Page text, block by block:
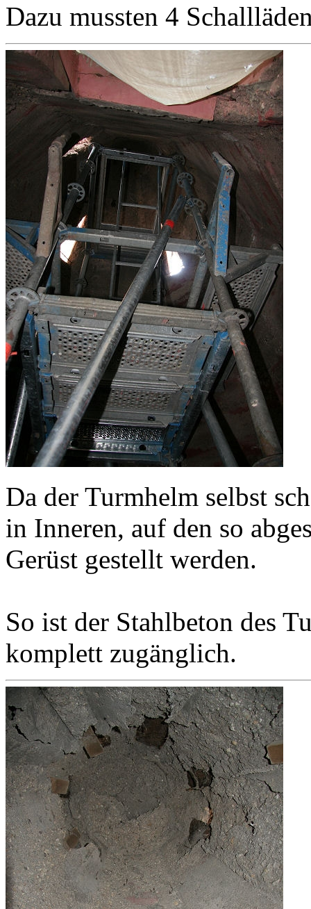
Dazu mussten 4
Da der Turmhelm selbst
in Inneren, auf den so
Gerüst gestellt werden.
So ist der Stahlbeton des
komplett zugänglich.